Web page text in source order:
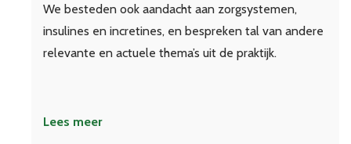
We besteden ook aandacht aan zorgsystemen,
insulines en incretines, en bespreken tal van andere
relevante en actuele thema’s uit de praktijk.
Lees meer